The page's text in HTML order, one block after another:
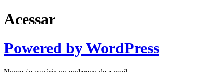
Acessar
Powered by WordPress